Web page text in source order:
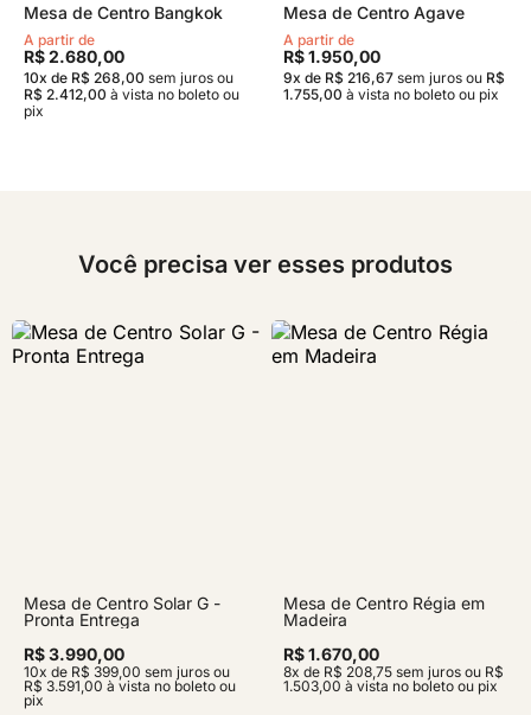
Mesa de Centro Bangkok
A partir de
R$ 2.680,00
10x de R$ 268,00 sem juros ou
R$ 2.412,00 à vista no boleto ou
pix
Mesa de Centro Agave
A partir de
R$ 1.950,00
9x de R$ 216,67 sem juros ou R$
1.755,00 à vista no boleto ou pix
Você precisa ver esses produtos
Mesa de Centro Solar G -
Pronta Entrega
R$ 3.990,00
10x de R$ 399,00 sem juros ou
R$ 3.591,00 à vista no boleto ou
pix
Mesa de Centro Régia em
Madeira
R$ 1.670,00
8x de R$ 208,75 sem juros ou R$
1.503,00 à vista no boleto ou pix